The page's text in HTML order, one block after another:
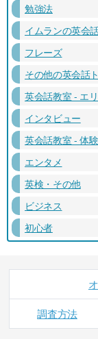
勉強法
イムランの英会
フレーズ
その他の英会話
英会話教室 - エ
インタビュー
英会話教室 - 体
エンタメ
英検・その他
ビジネス
初心者
調査方法